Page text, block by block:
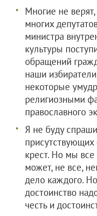
Многие не
многих
министра
культуры
обращений
наши
некоторые
религиозными
православного
Я не буду
присутствующих
крест. Но мы
может, не все,
дело каждого.
достоинство
честь и